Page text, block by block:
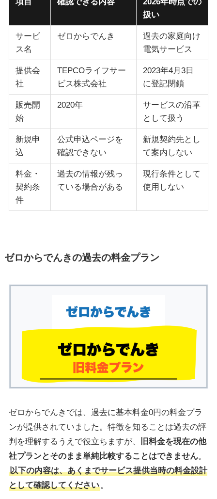
扱い
サービ
ス名
ゼロからでんき
過去の家庭向け
電気サービス
提供会
社
TEPCOライフサー
ビス株式会社
2023年4月3日
に登記閉鎖
販売開
始
2020年
サービスの沿革
として扱う
新規申
込
公式申込ページを
確認できない
新規契約先とし
て案内しない
料金・
契約条
件
過去の情報が残っ
ている場合がある
現行条件として
使用しない
ゼロからでんきの過去の料金プラン
ゼロからでんきでは、過去に基本料金0円の料金プラ
ンが提供されていました。特徴を知ることは過去の評
判を理解するうえで役立ちますが、
旧料金を現在の他
社プランとそのまま単純比較することはできません。
以下の内容は、あくまでサービス提供当時の料金設計
として確認してください。